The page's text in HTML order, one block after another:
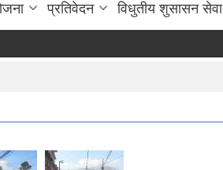
प्रतिवेदन विधुतीय शुसासन सेवा